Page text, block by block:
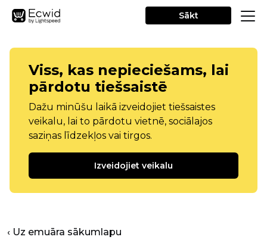
Sākt
Viss, kas nepieciešams, lai
pārdotu tiešsaistē
Dažu minūšu laikā izveidojiet tiešsaistes
veikalu, lai to pārdotu vietnē, sociālajos
saziņas līdzekļos vai tirgos.
Izveidojiet veikalu
‹ Uz emuāra sākumlapu